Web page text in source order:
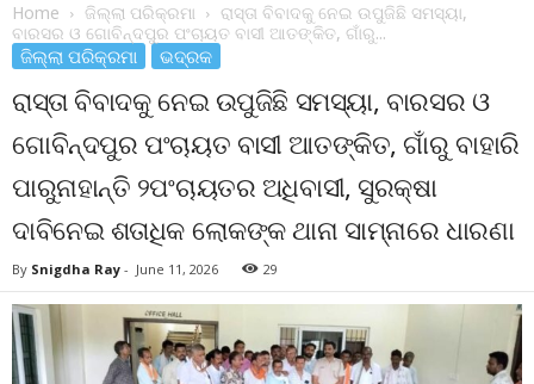
Home ଜିଲ୍ଲା ପରିକ୍ରମା
ରାସ୍ତା ବିବାଦକୁ ନେଇ ଉପୁଜିଛି ସମସ୍ୟା,
ବାରସର ଓ ଗୋବିନ୍ଦପୁର ପଂଚାୟତ ବାସୀ ଆତଙ୍କିତ, ଗାଁରୁ...
ଜିଲ୍ଲା ପରିକ୍ରମା ଭଦ୍ରକ
ରାସ୍ତା ବିବାଦକୁ ନେଇ ଉପୁଜିଛି ସମସ୍ୟା, ବାରସର ଓ
ଗୋବିନ୍ଦପୁର ପଂଚାୟତ ବାସୀ ଆତଙ୍କିତ, ଗାଁରୁ ବାହାରି
ପାରୁନାହାନ୍ତି ୨ପଂଚାୟତର ଅଧିବାସୀ, ସୁରକ୍ଷା
ଦାବିନେଇ ଶତାଧିକ ଲୋକଙ୍କ ଥାନା ସାମ୍ନାରେ ଧାରଣା
By Snigdha Ray - June 11, 2026 29